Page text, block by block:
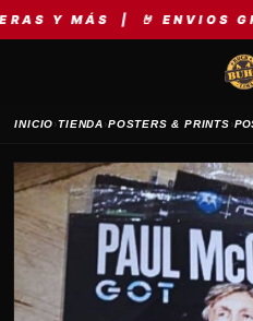
| 🤘 ENVIOS GRATIS
INICIO›TIENDA›POSTERS & PRINTS›